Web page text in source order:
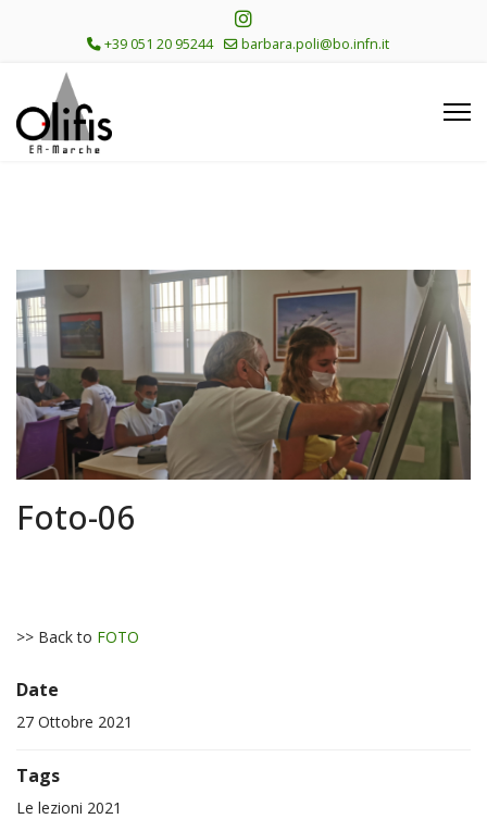
+39 051 20 95244 barbara.poli@bo.infn.it
Foto-06
>> Back to FOTO
Date
27 Ottobre 2021
Tags
Le lezioni 2021